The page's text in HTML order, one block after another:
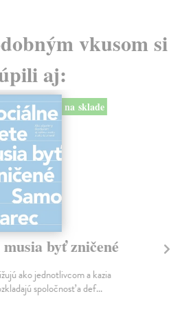
vkusom si
aj:
na sklade
byť zničené
ako jednotlivcom a kazia
spoločnosť a def...